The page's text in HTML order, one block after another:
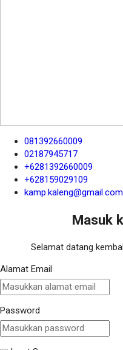
081392660009
02187945717
+6281392660009
+628159029109
kamp.kaleng@gmail.com
Masuk
Selamat datang
Alamat Email
Password